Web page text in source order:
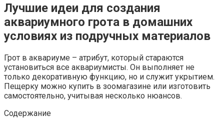
Лучшие идеи для создания
аквариумного грота в домашних
условиях из подручных материалов
Грот в аквариуме – атрибут, который стараются
установиться все аквариумисты. Он выполняет не
только декоративную функцию, но и служит укрытием.
Пещерку можно купить в зоомагазине или изготовить
самостоятельно, учитывая несколько нюансов.
Содержание